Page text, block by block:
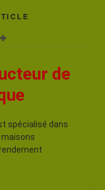
de
spécialisé dans